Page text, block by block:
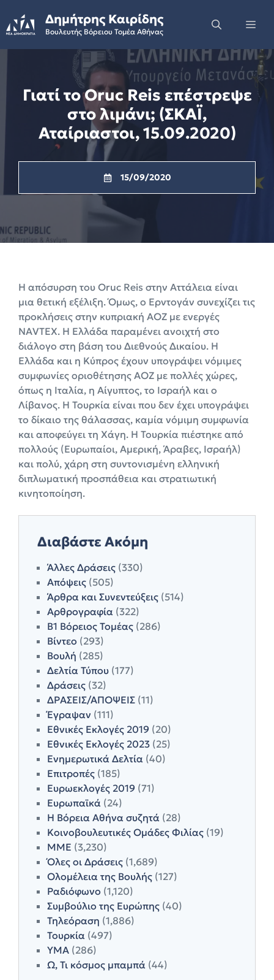
to
content
Δημήτρης Καιρίδης
Βουλευτής Βόρειου Τομέα Αθήνας
Γιατί το Oruc Reis επέστρεψε
στο λιμάνι; (ΣΚΑΪ,
Αταίριαστοι, 15.09.2020)
15/09/2020
Η απόσυρση του Oruc Reis στην Αττάλεια είναι
μια θετική εξέλιξη. Όμως, ο Ερντογάν συνεχίζει τις
προκλήσεις στην κυπριακή ΑΟΖ με ενεργές
NAVTEX. Η Ελλάδα παραμένει ανοιχτή στο
διάλογο στη βάση του Διεθνούς Δικαίου. Η
Ελλάδα και η Κύπρος έχουν υπογράψει νόμιμες
συμφωνίες οριοθέτησης ΑΟΖ με πολλές χώρες,
όπως η Ιταλία, η Αίγυπτος, το Ισραήλ και ο
Λίβανος. Η Τουρκία είναι που δεν έχει υπογράψει
το δίκαιο της θάλασσας, καμία νόμιμη συμφωνία
και αποφεύγει τη Χάγη. Η Τουρκία πιέστηκε από
πολλούς (Ευρωπαίοι, Αμερική, Άραβες, Ισραήλ)
και πολύ, χάρη στη συντονισμένη ελληνική
διπλωματική προσπάθεια και στρατιωτική
κινητοποίηση.
Διαβάστε Ακόμη
Άλλες Δράσεις (330)
Απόψεις (505)
Άρθρα και Συνεντεύξεις (514)
Αρθρογραφία (322)
Β1 Βόρειος Τομέας (286)
Βίντεο (293)
Βουλή (285)
Δελτία Τύπου (177)
Δράσεις (32)
ΔΡΑΣΕΙΣ/ΑΠΟΨΕΙΣ (11)
Έγραψαν (111)
Εθνικές Εκλογές 2019 (20)
Εθνικές Εκλογές 2023 (25)
Ενημερωτικά Δελτία (40)
Επιτροπές (185)
Ευρωεκλογές 2019 (71)
Ευρωπαϊκά (24)
Η Βόρεια Αθήνα συζητά (28)
Κοινοβουλευτικές Ομάδες Φιλίας (19)
ΜΜΕ (3,230)
Όλες οι Δράσεις (1,689)
Ολομέλεια της Βουλής (127)
Ραδιόφωνο (1,120)
Συμβούλιο της Ευρώπης (40)
Τηλεόραση (1,886)
Τουρκία (497)
ΥΜΑ (286)
Ω, Τι κόσμος μπαμπά (44)